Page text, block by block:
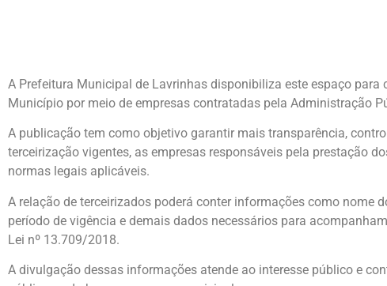
A Prefeitura Municipal de Lavrinhas disponibiliza este espaço
Município por meio de empresas contratadas pela Administração
A publicação tem como objetivo garantir mais transparência,
terceirização vigentes, as empresas responsáveis pela prestação
normas legais aplicáveis.
A relação de terceirizados poderá conter informações como nome
período de vigência e demais dados necessários para
Lei nº 13.709/2018.
A divulgação dessas informações atende ao interesse público e